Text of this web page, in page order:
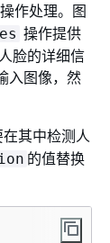
操作处理。图
操作提供
脸的详细信
入图像，然
其中检测人
的值替换